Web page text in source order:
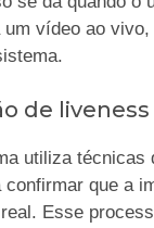
um vídeo ao vivo,
de liveness
utiliza técnicas
que a
Esse